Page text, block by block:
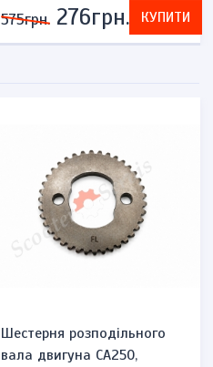
575грн. 276грн. КУПИТИ
Шестерня розподільного
вала двигуна CA250,